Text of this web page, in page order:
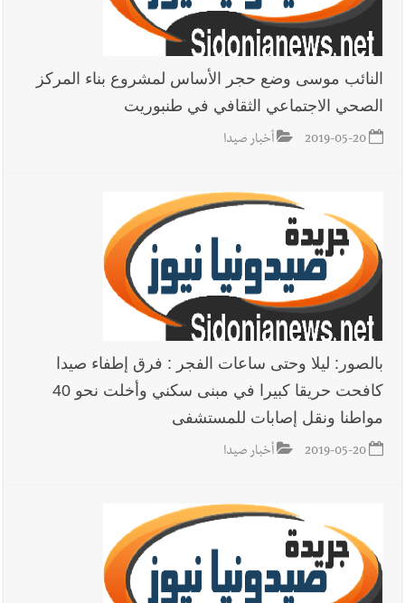
النائب موسى وضع حجر الأساس لمشروع بناء المركز
الصحي الاجتماعي الثقافي في طنبوريت
2019-05-20 أخبار صيدا
بالصور: ليلا وحتى ساعات الفجر : فرق إطفاء صيدا
كافحت حريقا كبيرا في مبنى سكني وأخلت نحو 40
مواطنا ونقل إصابات للمستشفى
2019-05-20 أخبار صيدا